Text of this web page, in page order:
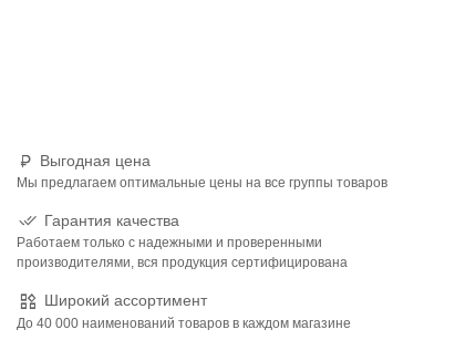
Выгодная цена
Мы предлагаем оптимальные цены на все группы товаров
Гарантия качества
Работаем только с надежными и проверенными
производителями, вся продукция сертифицирована
Широкий ассортимент
До 40 000 наименований товаров в каждом магазине